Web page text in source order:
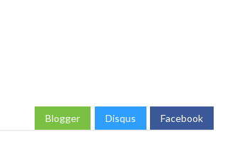
Blogger Disqus Facebook